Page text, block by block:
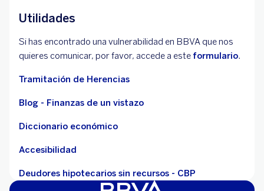
Utilidades
Si has encontrado una vulnerabilidad en BBVA que nos
quieres comunicar, por favor, accede a este formulario.
Tramitación de Herencias
Blog - Finanzas de un vistazo
Diccionario económico
Accesibilidad
Deudores hipotecarios sin recursos - CBP